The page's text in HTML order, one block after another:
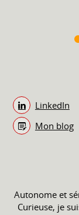
LinkedIn
Mon blog
Autonome et
Curieuse, je